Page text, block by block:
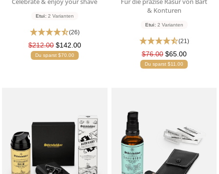
4,76 Rating 24.935 Bewertungen
Celebrate & enjoy your shave
Etui: 2 Varianten
(26)
$212.00$142.00
Du sparst $70.00
Für die präzise Rasur von Bart
& Konturen
Etui: 2 Varianten
(21)
$76.00$65.00
Du sparst $11.00